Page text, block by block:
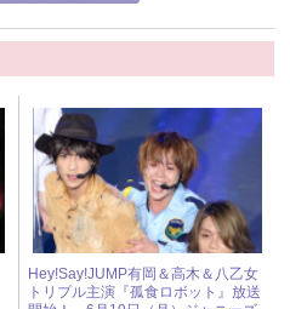
Hey!Say!JUMP有岡＆高木＆八乙女
トリプル主演『孤食ロボット』放送